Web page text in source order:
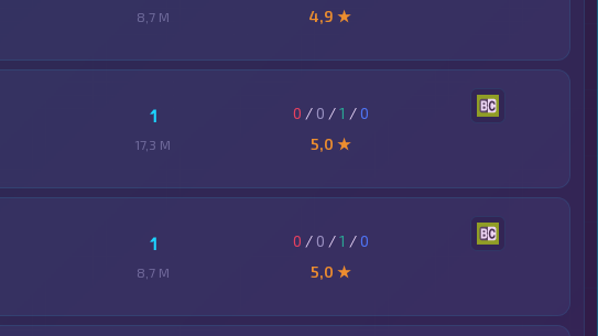
8,7 M
4,9 ★
1
17,3 M
0 / 0 /1 /0
5,0 ★
1
8,7 M
0 / 0 /1 /0
5,0 ★